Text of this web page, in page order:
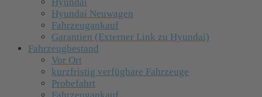
Hyundai Neuwagen
Fahrzeugankauf
Garantien (Externer Link zu Hyundai)
Fahrzeugbestand
Vor Ort
kurzfristig verfügbare Fahrzeuge
Probefahrt